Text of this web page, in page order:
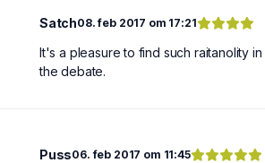
Satch08. feb 2017 om 17:21
It's a pleasure to find such raitanolity
the debate.
Puss06. feb 2017 om 11:45